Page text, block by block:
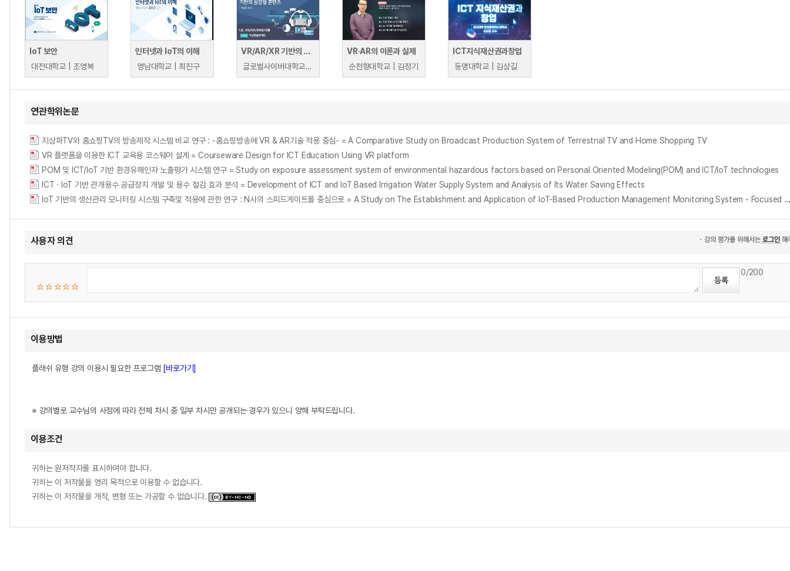
IoT 보안
대전대학교 | 조영복
인터넷과 IoT의 이해
영남대학교 | 최진구
VR/AR/XR 기반의 실감형 콘텐츠
글로벌사이버대학교 | 석광호
VR·AR의 이론과 실제
순천향대학교 | 김정기
ICT지식재산권과창업
동명대학교 | 김상길
연관학위논문
지상파TV와 홈쇼핑TV의 방송제작 시스템 비교 연구 : -홈쇼핑방송에 VR & AR기술 적용 중심- = A Comparative Study on Broadcast Production System of Terrestrial TV and Home Shopping TV
VR 플랫폼을 이용한 ICT 교육용 코스웨어 설계 = Courseware Design for ICT Education Using VR platform
POM 및 ICT/IoT 기반 환경유해인자 노출평가 시스템 연구 = Study on exposure assessment system of environmental hazardous factors based on Personal Oriented Modeling(POM) and ICT/IoT technologies
ICT · IoT 기반 관개용수 공급장치 개발 및 용수 절감 효과 분석 = Development of ICT and IoT Based Irrigation Water Supply System and Analysis of Its Water Saving Effects
IoT 기반의 생산관리 모니터링 시스템 구축및 적용에 관한 연구 : N사의 스피드게이트를 중심으로 = A Study on The Establishment and Application of IoT-Based Production Management Monitoring System - Focused on the Company N’s Speed Gate -
사용자 의견
0/200
이용방법
플래쉬 유형 강의 이용시 필요한 프로그램 [바로가기]
※ 강의별로 교수님의 사정에 따라 전체 차시 중 일부 차시만 공개되는 경우가 있으니 양해 부탁드립니다.
이용조건
귀하는 원저작자를 표시하여야 합니다.
귀하는 이 저작물을 영리 목적으로 이용할 수 없습니다.
귀하는 이 저작물을 개작, 변형 또는 가공할 수 없습니다.